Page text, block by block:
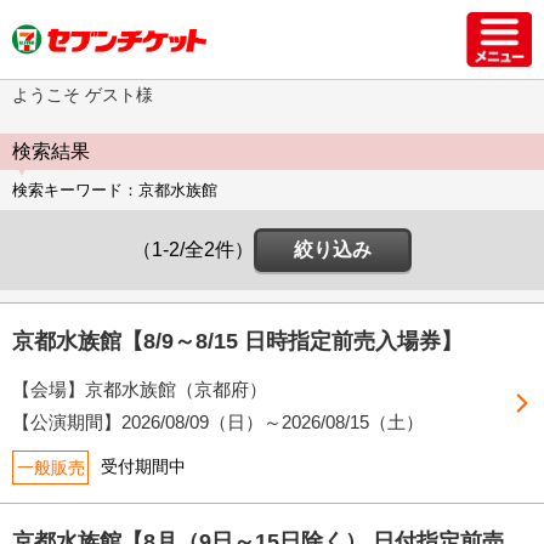
ようこそ ゲスト様
検索結果
検索キーワード：京都水族館
（1-2/全2件） 絞り込み
京都水族館【8/9～8/15 日時指定前売入場券】
【会場】京都水族館（京都府）
【公演期間】 2026/08/09（日） ～ 2026/08/15（土）
一般販売 受付期間中